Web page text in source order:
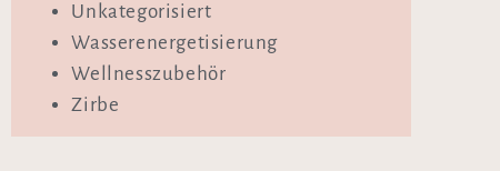
Unkategorisiert
Wasserenergetisierung
Wellnesszubehör
Zirbe